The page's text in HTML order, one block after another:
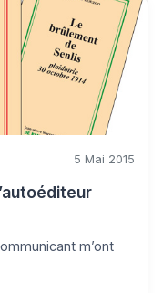
5 Mai 2015
m’ont